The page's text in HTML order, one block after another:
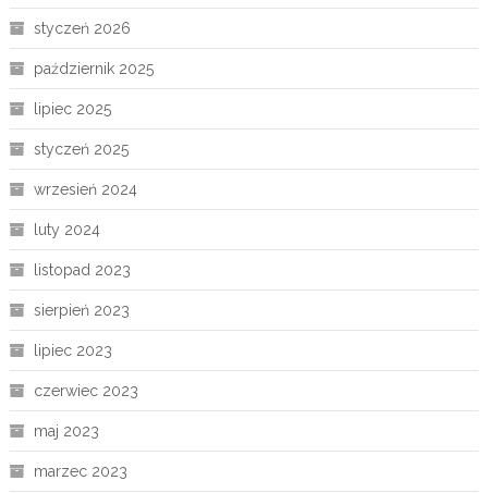
styczeń 2026
październik 2025
lipiec 2025
styczeń 2025
wrzesień 2024
luty 2024
listopad 2023
sierpień 2023
lipiec 2023
czerwiec 2023
maj 2023
marzec 2023